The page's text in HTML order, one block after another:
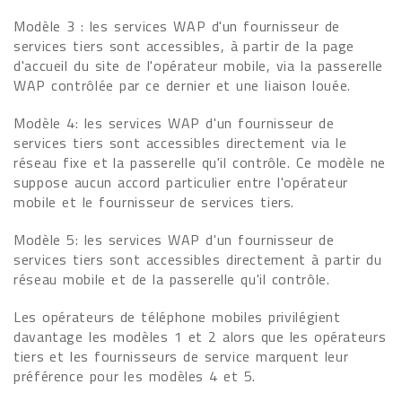
Modèle 3 : les services WAP d'un fournisseur de
services tiers sont accessibles, à partir de la page
d'accueil du site de l'opérateur mobile, via la passerelle
WAP contrôlée par ce dernier et une liaison louée.
Modèle 4: les services WAP d'un fournisseur de
services tiers sont accessibles directement via le
réseau fixe et la passerelle qu'il contrôle. Ce modèle ne
suppose aucun accord particulier entre l'opérateur
mobile et le fournisseur de services tiers.
Modèle 5: les services WAP d'un fournisseur de
services tiers sont accessibles directement à partir du
réseau mobile et de la passerelle qu'il contrôle.
Les opérateurs de téléphone mobiles privilégient
davantage les modèles 1 et 2 alors que les opérateurs
tiers et les fournisseurs de service marquent leur
préférence pour les modèles 4 et 5.